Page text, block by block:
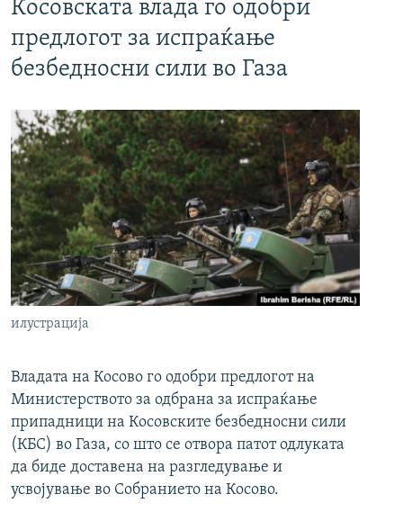
Косовската влада го одобри
предлогот за испраќање
безбедносни сили во Газа
илустрација
Владата на Косово го одобри предлогот на
Министерството за одбрана за испраќање
припадници на Косовските безбедносни сили
(КБС) во Газа, со што се отвора патот одлуката
да биде доставена на разгледување и
усвојување во Собранието на Косово.